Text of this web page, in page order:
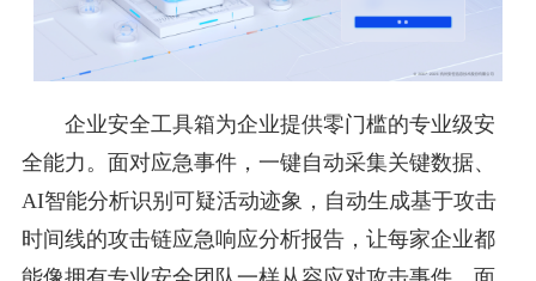
企业安全工具箱为企业提供零门槛的专业级安
全能力。面对应急事件，一键自动采集关键数据、
AI智能分析识别可疑活动迹象，自动生成基于攻击
时间线的攻击链应急响应分析报告，让每家企业都